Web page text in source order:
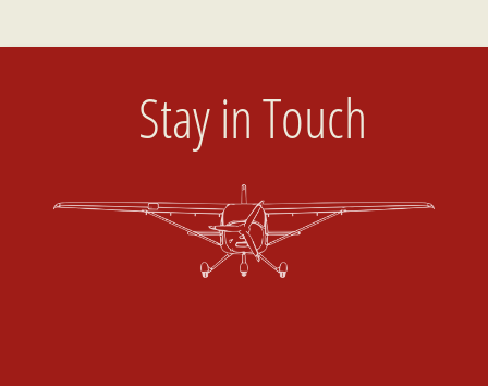
Stay in Touch